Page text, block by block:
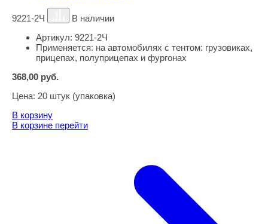
9221-2Ч
В наличии
Артикул: 9221-2Ч
Применяется: на автомобилях с тентом: грузовиках,
прицепах, полуприцепах и фургонах
368,00 руб.
Цена: 20 штук (упаковка)
В корзину
В корзине перейти